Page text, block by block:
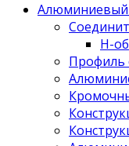
Н-
Профиль